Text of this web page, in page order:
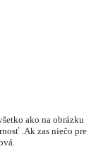
ako na obrázku
.Ak zas niečo pre